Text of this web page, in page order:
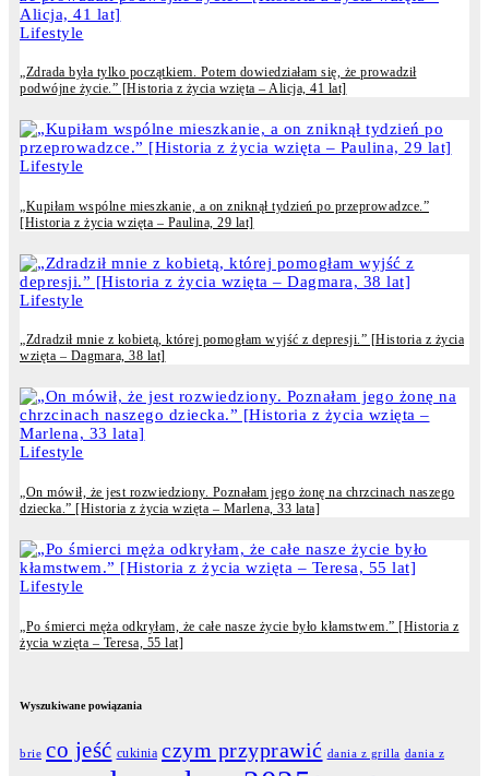
Lifestyle
„Zdrada była tylko początkiem. Potem dowiedziałam się, że prowadził
podwójne życie.” [Historia z życia wzięta – Alicja, 41 lat]
Lifestyle
„Kupiłam wspólne mieszkanie, a on zniknął tydzień po przeprowadzce.”
[Historia z życia wzięta – Paulina, 29 lat]
Lifestyle
„Zdradził mnie z kobietą, której pomogłam wyjść z depresji.” [Historia z życia
wzięta – Dagmara, 38 lat]
Lifestyle
„On mówił, że jest rozwiedziony. Poznałam jego żonę na chrzcinach naszego
dziecka.” [Historia z życia wzięta – Marlena, 33 lata]
Lifestyle
„Po śmierci męża odkryłam, że całe nasze życie było kłamstwem.” [Historia z
życia wzięta – Teresa, 55 lat]
Wyszukiwane powiązania
brie co jeść cukinia czym przyprawić dania z grilla dania z